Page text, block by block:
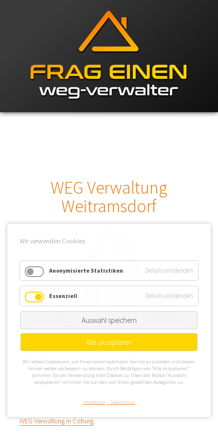
WEG Verwaltung
Weitramsdorf
Die Gemeinde Weitramsdorf ist am Westrand des Landkreises
Coburg befindlich. Eine WEG Verwaltung in Weitramsdorf wird im
Süden Richtung bzw. in Tambach, schöne Immobilien finden.
WEG Verwaltung in Coburg.
Wir verwenden Cookies
Anonymisierte Statistiken Details einblenden
Essenziell Details einblenden
Auswahl speichern
Alle akzeptieren
Wir setzen Cookies ein, um Ihnen einen optimalen Service anzubieten und diesen
immer weiter verbessern zu können. Durch Bestätigen von “Alle akzeptieren”
stimmen Sie der Verwendung aller Cookies zu. Über den Button “Auswahl
akzeptieren” stimmen Sie nur den von Ihnen gewählten Kategorien zu.
Impressum Datenschutz